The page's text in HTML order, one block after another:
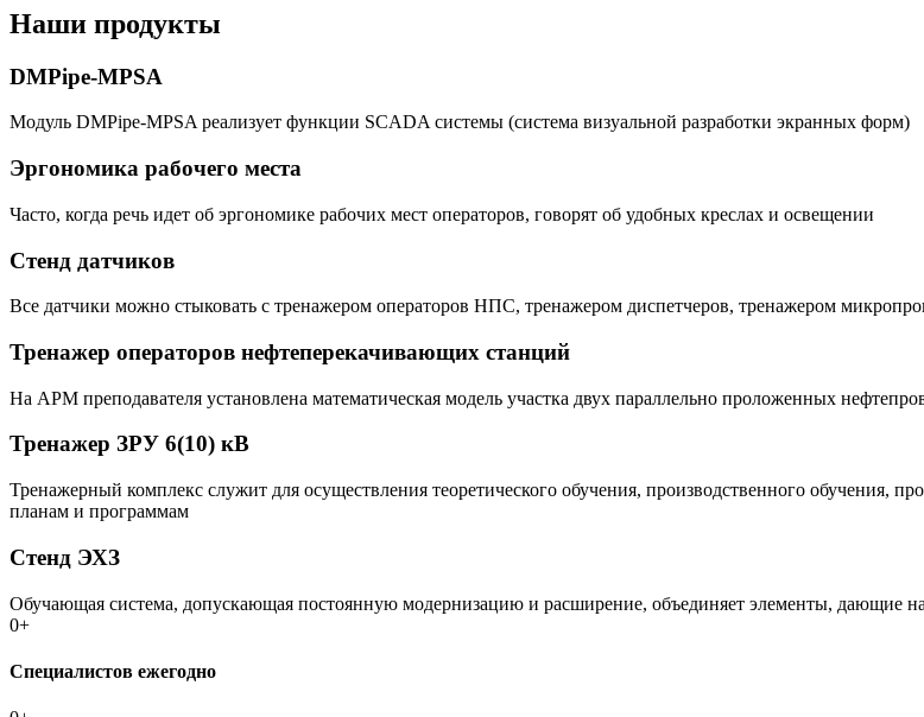
Наши продукты
DMPipe-MPSA
Модуль DMPipe-MPSA реализует функции SCADA системы (система визуальной разработки экранных форм)
Эргономика рабочего места
Часто, когда речь идет об эргономике рабочих мест операторов, говорят об удобных креслах и освещении
Стенд датчиков
Все датчики можно стыковать с тренажером операторов НПС, тренажером диспетчеров, тренажером
Тренажер операторов нефтеперекачивающих станций
На АРМ преподавателя установлена математическая модель участка двух параллельно проложенных
Тренажер ЗРУ 6(10) кВ
Тренажерный комплекс служит для осуществления теоретического обучения, производственного обучения,
планам и программам
Стенд ЭХЗ
Обучающая система, допускающая постоянную модернизацию и расширение, объединяет элементы, дающие
0+
Специалистов ежегодно